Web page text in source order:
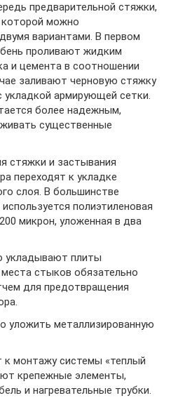
предварительной стяжки,
которой можно
вариантами. В первом
проливают жидким
и цемента в соотношении
заливают черновую стяжку
армирующей сетки.
более надежным,
существенные
стяжки и застывания
переходят к укладке
слоя. В большинстве
полиэтиленовая
микрон, уложенная в два
укладывают плиты
стыков обязательно
для предотвращения
уложить металлизированную
к монтажу системы «теплый
крепежные элементы,
и нагревательные трубки.